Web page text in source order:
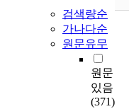
검색량순
가나다순
원문유무
원문
있음
(371)